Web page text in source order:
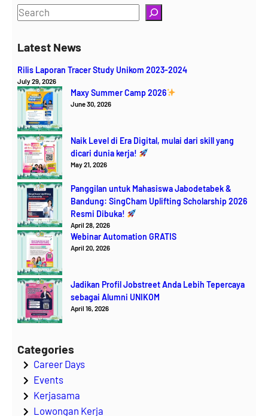
S
a
c
h
Latest News
Rilis Laporan Tracer Study Unikom 2023-2024
July 29, 2026
Maxy Summer Camp 2026
June 30, 2026
Naik Level di Era Digital, mulai dari skill yang
dicari dunia kerja!
May 21, 2026
Panggilan untuk Mahasiswa Jabodetabek &
Bandung: SingCham Uplifting Scholarship 2026
Resmi Dibuka!
April 28, 2026
Webinar Automation GRATIS
April 20, 2026
Jadikan Profil Jobstreet Anda Lebih Tepercaya
sebagai Alumni UNIKOM
April 16, 2026
Categories
Career Days
Events
Kerjasama
Lowongan Kerja